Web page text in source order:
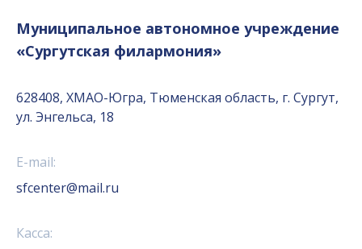
Муниципальное автономное учреждение
«Сургутская филармония»
628408, ХМАО-Югра, Тюменская область, г. Сургут,
ул. Энгельса, 18
E-mail:
sfcenter@mail.ru
Касса: